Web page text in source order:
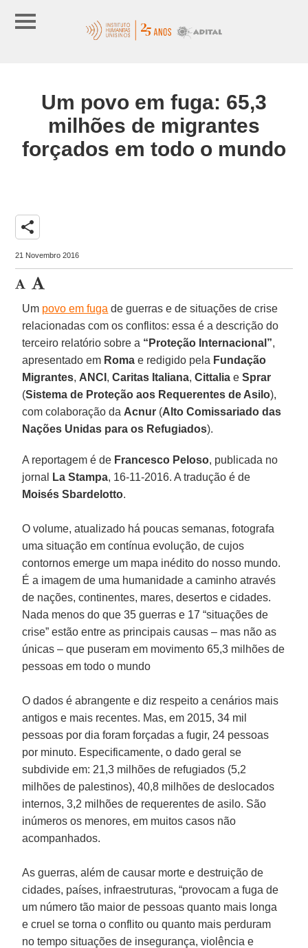
Um povo em fuga: 65,3
milhões de migrantes
forçados em todo o mundo
share
21 Novembro 2016
Um povo em fuga de guerras e de situações de crise
relacionadas com os conflitos: essa é a descrição do
terceiro relatório sobre a “Proteção Internacional”,
apresentado em Roma e redigido pela Fundação
Migrantes, ANCI ,Caritas Italiana,Cittalia eSprar
(Sistema de Proteção aos Requerentes de Asilo),
com colaboração da Acnur (Alto Comissariado das
Nações Unidas para os Refugiados).
A reportagem é de Francesco Peloso, publicada no
jornal
La Stampa, 16-11-2016. A tradução é de
Moisés Sbardelotto.
O volume, atualizado há poucas semanas, fotografa
uma situação em contínua evolução, de cujos
contornos emerge um mapa inédito do nosso mundo.
É a imagem de uma humanidade a caminho através
de nações, continentes, mares, desertos e cidades.
Nada menos do que 35 guerras e 17 “situações de
crise” estão entre as principais causas – mas não as
únicas – que puseram em movimento 65,3 milhões de
pessoas em todo o mundo
O dados é abrangente e diz respeito a cenários mais
antigos e mais recentes. Mas, em 2015, 34 mil
pessoas por dia foram forçadas a fugir, 24 pessoas
por minuto. Especificamente, o dado geral se
subdivide em: 21,3 milhões de refugiados (5,2
milhões de palestinos), 40,8 milhões de deslocados
internos, 3,2 milhões de requerentes de asilo. São
inúmeros os menores, em muitos casos não
acompanhados.
As guerras, além de causar morte e destruição de
cidades, países, infraestruturas, “provocam a fuga de
um número tão maior de pessoas quanto mais longa
e cruel se torna o conflito ou quanto mais perduram
no tempo situações de insegurança, violência e